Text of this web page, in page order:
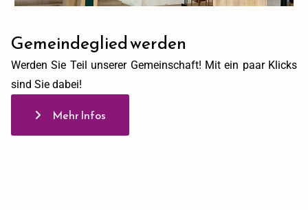
Gemeindeglied werden
Werden Sie Teil unserer Gemeinschaft! Mit ein paar Klicks
sind Sie dabei!
Mehr Infos